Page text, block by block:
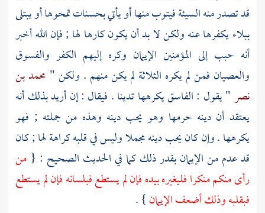
قد تصدر منه السيئة فيتوب منها أو يأتي بحسنات تمحوها أو يبتلى
ببلاء يكفرها عنه ولكن لا بد أن يكون كارها لها ; فإن الله أخبر
أنه حبب إلى المؤمنين الإيمان وكره إليهم الكفر والفسوق
والعصيان فمن لم يكره الثلاثة لم يكن منهم . ولكن " محمد بن
نصر" يقول : الفاسق يكرهها تدينا . فيقال : إن أريد بذلك أنه
يعتقد أن دينه حرمها وهو يحب دينه وهذه من جملته ; فهو
يكرهها . وإن كان يحب دينه مجملا وليس في قلبه كراهة لها ; كان
قد عدم من الإيمان بقدر ذلك كما في الحديث الصحيح : { من
رأى منكم منكرا فليغيره بيده فإن لم يستطع فبلسانه فإن لم يستطع
فبقلبه وذلك أضعف الإيمان} .